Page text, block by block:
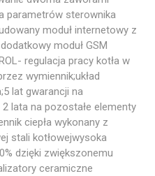
parametrów sterownika
moduł internetowy z
moduł GSM
regulacja pracy kotła w
wymiennik;układ
lat gwarancji na
lata na pozostałe elementy
ciepła wykonany z
stali kotłowejwysoka
dzięki zwiększonemu
ceramiczne